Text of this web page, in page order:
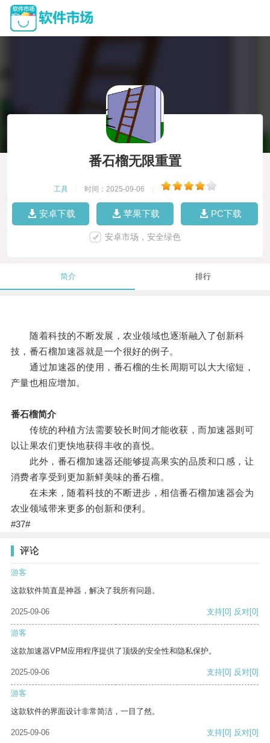
番石榴无限重置
工具 时间：2025-09-06
安卓下载 苹果下载 PC下载
安卓市场，安全绿色
简介 排行
随着科技的不断发展，农业领域也逐渐融入了创新科
技，番石榴加速器就是一个很好的例子。
通过加速器的使用，番石榴的生长周期可以大大缩短，
产量也相应增加。
番石榴简介
传统的种植方法需要较长时间才能收获，而加速器则可
以让果农们更快地获得丰收的喜悦。
此外，番石榴加速器还能够提高果实的品质和口感，让
消费者享受到更加新鲜美味的番石榴。
在未来，随着科技的不断进步，相信番石榴加速器会为
农业领域带来更多的创新和便利。
#37#
评论
游客
这款软件简直是神器，解决了我所有问题。
2025-09-06 支持[0] 反对[0]
游客
这款加速器VPM应用程序提供了顶级的安全性和隐私保护。
2025-09-06 支持[0] 反对[0]
游客
这款软件的界面设计非常简洁，一目了然。
2025-09-06 支持[0] 反对[0]